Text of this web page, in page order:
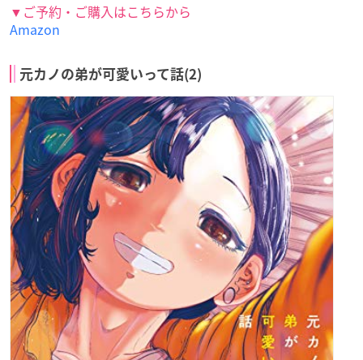
▼ご予約・ご購入はこちらから
Amazon
元カノの弟が可愛いって話(2)